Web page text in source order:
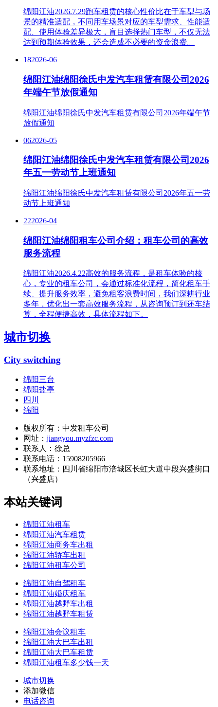
绵阳江油2026.7.29跑车租赁的核心性价比在于车型与场
景的精准适配，不同用车场景对应的车型需求、性能适
配、使用体验差异极大，盲目选择热门车型，不仅无法
达到预期体验效果，还会造成不必要的资金浪费。
182026-06
绵阳江油绵阳徐氏中发汽车租赁有限公司2026
年端午节放假通知
绵阳江油绵阳徐氏中发汽车租赁有限公司2026年端午节
放假通知
062026-05
绵阳江油绵阳徐氏中发汽车租赁有限公司2026
年五一劳动节上班通知
绵阳江油绵阳徐氏中发汽车租赁有限公司2026年五一劳
动节上班通知
222026-04
绵阳江油绵阳租车公司介绍：租车公司的高效
服务流程
绵阳江油2026.4.22高效的服务流程，是租车体验的核
心，专业的租车公司，会通过标准化流程，简化租车手
续、提升服务效率，避免租客浪费时间，我们深耕行业
多年，优化出一套高效服务流程，从咨询预订到还车结
算，全程便捷高效，具体流程如下。
城市切换
City switching
绵阳三台
绵阳盐亭
四川
绵阳
版权所有：中发租车公司
网址： jiangyou.myzfzc.com
联系人：徐总
联系电话：15908205966
联系地址： 四川省绵阳市涪城区长虹大道中段兴盛街口
（兴盛店）
本站关键词
绵阳江油租车
绵阳江油汽车租赁
绵阳江油商务车出租
绵阳江油轿车出租
绵阳江油租车公司
绵阳江油自驾租车
绵阳江油婚庆租车
绵阳江油越野车出租
绵阳江油越野车租赁
绵阳江油会议租车
绵阳江油大巴车出租
绵阳江油大巴车租赁
绵阳江油租车多少钱一天
城市切换
添加微信
电话咨询